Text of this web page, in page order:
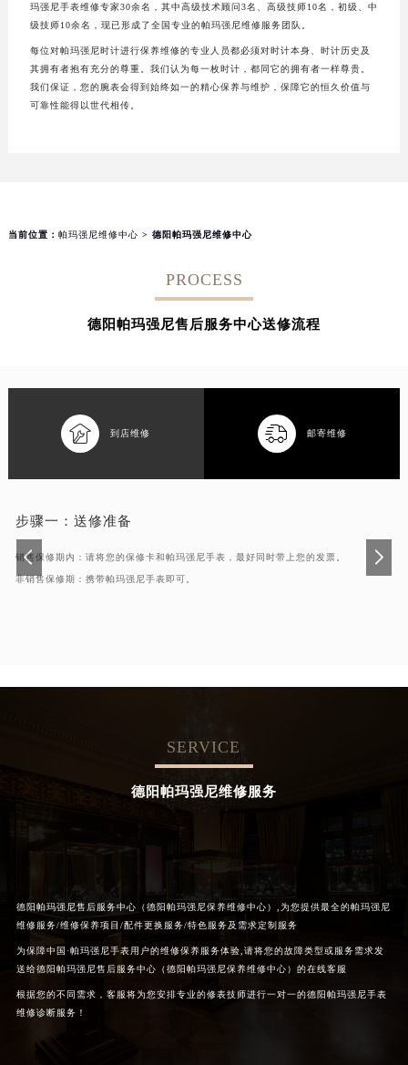
玛强尼手表维修专家30余名，其中高级技术顾问3名、高级技师10名，初级、中
级技师10余名，现已形成了全国专业的帕玛强尼维修服务团队。
每位对帕玛强尼时计进行保养维修的专业人员都必须对时计本身、时计历史及
其拥有者抱有充分的尊重。我们认为每一枚时计，都同它的拥有者一样尊贵。
我们保证，您的腕表会得到始终如一的精心保养与维护，保障它的恒久价值与
可靠性能得以世代相传。
当前位置： 帕玛强尼维修中心 > 德阳帕玛强尼维修中心
PROCESS
德阳帕玛强尼售后服务中心送修流程
 到店维修  邮寄维修
步骤一： 送修准备
销售保修期内：请将您的保修卡和帕玛强尼手表，最好同时带上您的发票。
非销售保修期：携带帕玛强尼手表即可。
SERVICE
德阳帕玛强尼维修服务
德阳帕玛强尼售后服务中心（德阳帕玛强尼保养维修中心）,为您提供最全的帕玛强尼
维修服务/维修保养项目/配件更换服务/特色服务及需求定制服务
为保障中国·帕玛强尼手表用户的维修保养服务体验,请将您的故障类型或服务需求发
送给德阳帕玛强尼售后服务中心（德阳帕玛强尼保养维修中心）的在线客服
根据您的不同需求，客服将为您安排专业的修表技师进行一对一的德阳帕玛强尼手表
维修诊断服务！